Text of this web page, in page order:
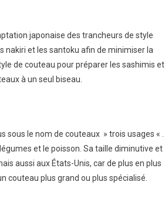
japonaise des trancheurs de style
nakiri et les santoku afin de minimiser la
de couteau pour préparer les sashimis et
à un seul biseau.
le nom de couteaux » trois usages « .
et le poisson. Sa taille diminutive et
aussi aux États-Unis, car de plus en plus
couteau plus grand ou plus spécialisé.